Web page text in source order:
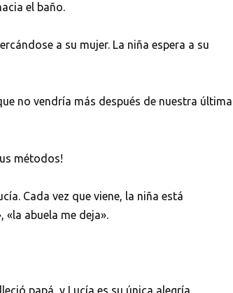
el baño.
a su mujer. La niña espera a su
no vendría más después de nuestra última
métodos!
Cada vez que viene, la niña está
«la abuela me deja».
papá, y Lucía es su única alegría.